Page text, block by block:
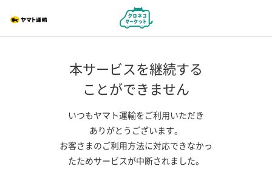
本サービスを継続する
ことができません
いつもヤマト運輸をご利用いただき
ありがとうございます。
お客さまのご利用方法に対応できなかっ
たためサービスが中断されました。